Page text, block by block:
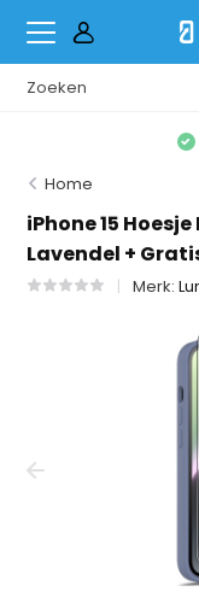
Home
iPhone 15
Lavendel +
Merk: